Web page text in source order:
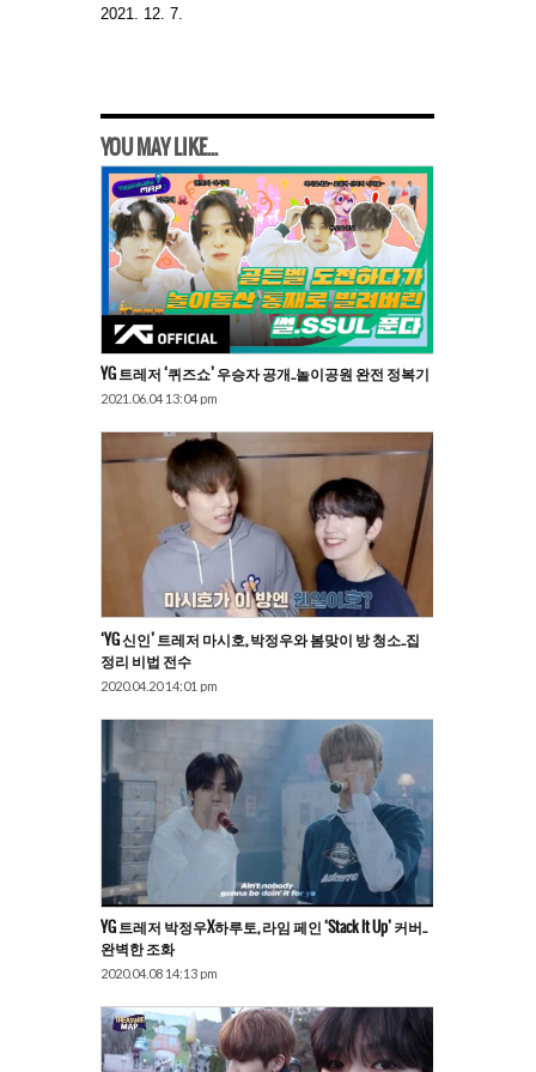
2021. 12. 7.
YOU MAY LIKE...
YG 트레저 ‘퀴즈쇼’ 우승자 공개..놀이공원 완전 정복기
2021.06.04 13:04 pm
‘YG 신인’ 트레저 마시호, 박정우와 봄맞이 방 청소..집
정리 비법 전수
2020.04.20 14:01 pm
YG 트레저 박정우X하루토, 라임 페인 ‘Stack It Up’ 커버..
완벽한 조화
2020.04.08 14:13 pm